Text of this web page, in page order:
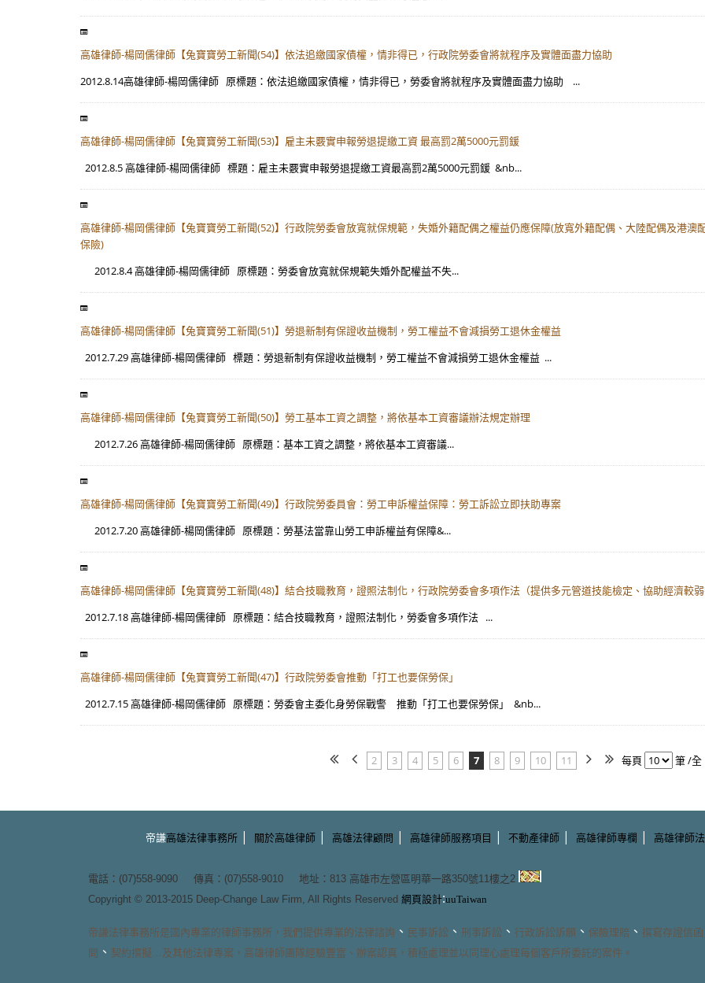
高雄律師-楊岡儒律師【兔寶寶勞工新聞(54)】依法追繳國家債權，情非得已，行政院勞委會將就程序及實體面盡力協助
2012.8.14高雄律師-楊岡儒律師 原標題：依法追繳國家債權，情非得已，勞委會將就程序及實體面盡力協助 ...
高雄律師-楊岡儒律師【兔寶寶勞工新聞(53)】雇主未覈實申報勞退提繳工資 最高罰2萬5000元罰鍰
2012.8.5 高雄律師-楊岡儒律師 標題：雇主未覈實申報勞退提繳工資最高罰2萬5000元罰鍰 &nb...
高雄律師-楊岡儒律師【兔寶寶勞工新聞(52)】行政院勞委會放寬就保規範，失婚外籍配偶之權益仍應保障(放寬外籍配偶、大陸配偶及港
保險)
2012.8.4 高雄律師-楊岡儒律師 原標題：勞委會放寬就保規範失婚外配權益不失...
高雄律師-楊岡儒律師【兔寶寶勞工新聞(51)】勞退新制有保證收益機制，勞工權益不會減損勞工退休金權益
2012.7.29 高雄律師-楊岡儒律師 標題：勞退新制有保證收益機制，勞工權益不會減損勞工退休金權益 ...
高雄律師-楊岡儒律師【兔寶寶勞工新聞(50)】勞工基本工資之調整，將依基本工資審議辦法規定辦理
2012.7.26 高雄律師-楊岡儒律師 原標題：基本工資之調整，將依基本工資審議...
高雄律師-楊岡儒律師【兔寶寶勞工新聞(49)】行政院勞委員會：勞工申訴權益保障：勞工訴訟立即扶助專案
2012.7.20 高雄律師-楊岡儒律師 原標題：勞基法當靠山勞工申訴權益有保障&...
高雄律師-楊岡儒律師【兔寶寶勞工新聞(48)】結合技職教育，證照法制化，行政院勞委會多項作法（提供多元管道技能檢定、協助經濟較
2012.7.18 高雄律師-楊岡儒律師 原標題：結合技職教育，證照法制化，勞委會多項作法 ...
高雄律師-楊岡儒律師【兔寶寶勞工新聞(47)】行政院勞委會推動「打工也要保勞保」
2012.7.15 高雄律師-楊岡儒律師 原標題：勞委會主委化身勞保戰警 推動「打工也要保勞保」 &nb...
2 3 4 5 6 7 8 9 10 11 每頁 筆 /全
帝謙高雄法律事務所 | 關於高雄律師 | 高雄法律顧問 | 高雄律師服務項目 | 不動產律師 | 高雄律師專欄 | 高雄律師
電話：(07)558-9090 傳真：(07)558-9010 地址： 813 高雄市左營區明華一路350號11樓之2
Copyright © 2013-2015 Deep-Change Law Firm, All Rights Reserved 網頁設計:uuTaiwan
帝謙法律事務所是國內專業的律師事務所 ，我們提供專業的法律諮詢 、 民事訴訟 、 刑事訴訟 、 行政訴訟訴願 、 保險理賠 、 撰寫存證信函
問 、 契約撰擬 …及其他法律專案， 高雄律師團隊經驗豐富、辦案認真，積極處理並以同理心處理每個客戶所委託的案件。